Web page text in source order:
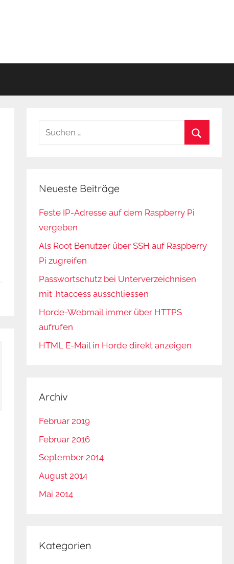
Suchen
Neueste Beiträge
Feste IP-Adresse auf dem Raspberry Pi
vergeben
Als Root Benutzer über SSH auf Raspberry
Pi zugreifen
Passwortschutz bei Unterverzeichnisen
mit .htaccess ausschliessen
Horde-Webmail immer über HTTPS
aufrufen
HTML E-Mail in Horde direkt anzeigen
Archiv
Februar 2019
Februar 2016
September 2014
August 2014
Mai 2014
Kategorien